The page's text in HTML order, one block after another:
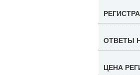
ОТВЕТЫ
ЦЕНА